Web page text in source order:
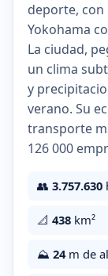
deporte, con
Yokohama
La ciudad,
un clima
y
verano. Su
transporte
126 000
👥 3.757.630
📐 438 km²
⛰️ 24m de